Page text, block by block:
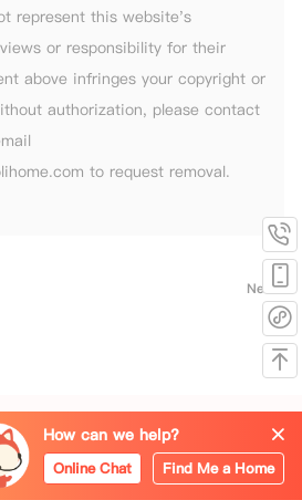
represent this website's
or responsibility for their
above infringes your copyright or
authorization, please contact
to request removal.
Next
Australia
United
States
of
America
How can we help?
Online Chat Find Me a Home